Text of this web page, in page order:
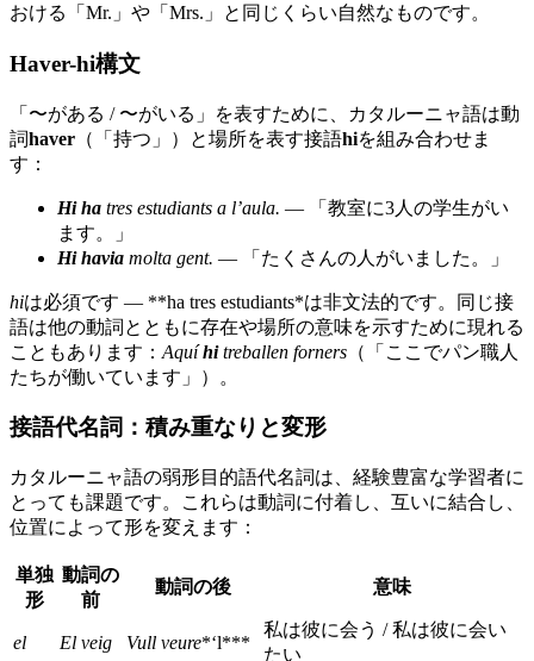
おける「Mr.」や「Mrs.」と同じくらい自然なものです。
Haver-hi構文
「〜がある / 〜がいる」を表すために、カタルーニャ語は動
詞haver （「持つ」）と場所を表す接語hiを組み合わせま
す：
Hi ha tres estudiants a l’aula. — 「教室に3人の学生がい
ます。」
Hi havia molta gent. — 「たくさんの人がいました。」
hiは必須です — **ha tres estudiants*は非文法的です。同じ接
語は他の動詞とともに存在や場所の意味を示すために現れる
こともあります： Aquíhitreballen forners （「ここでパン職人
たちが働いています」）。
接語代名詞：積み重なりと変形
カタルーニャ語の弱形目的語代名詞は、経験豊富な学習者に
とっても課題です。これらは動詞に付着し、互いに結合し、
位置によって形を変えます：
単独
形
動詞の
前
動詞の後 意味
el El veig Vull veure*‘l***
私は彼に会う / 私は彼に会い
たい